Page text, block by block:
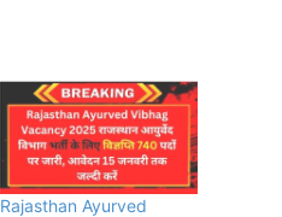
Rajasthan Ayurved